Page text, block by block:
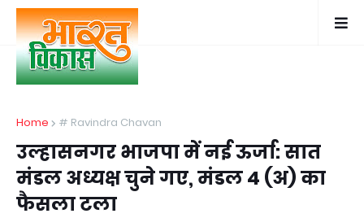
Home # Ravindra Chavan
उल्हासनगर भाजपा में नई ऊर्जा: सात
मंडल अध्यक्ष चुने गए, मंडल 4 (अ) का
फैसला टला